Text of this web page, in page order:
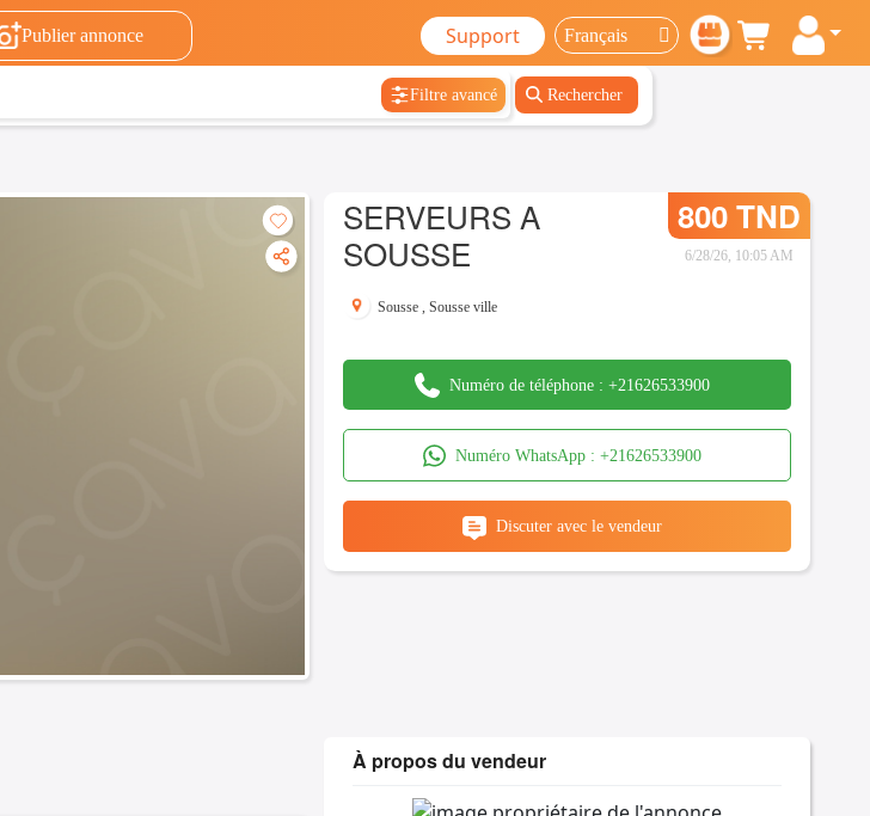
Publier annonce Support
Filtre avancé Rechercher
SERVEURS A
SOUSSE
800 TND
6/28/26, 10:05 AM
Sousse ,Sousse ville
Numéro de téléphone :+21626533900
Numéro WhatsApp : +21626533900
Discuter avec le vendeur
À propos du vendeur